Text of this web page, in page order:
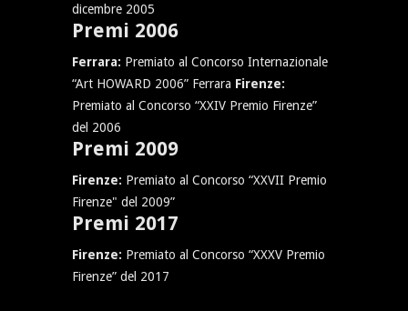
dicembre 2005
Premi 2006
Ferrara: Premiato al Concorso Internazionale
“Art HOWARD 2006” Ferrara Firenze:
Premiato al Concorso “XXIV Premio Firenze”
del 2006
Premi 2009
Firenze: Premiato al Concorso “XXVII Premio
Firenze" del 2009”
Premi 2017
Firenze: Premiato al Concorso “XXXV Premio
Firenze” del 2017